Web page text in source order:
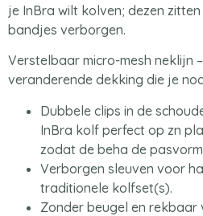
je InBra wilt kolven; dezen
bandjes verborgen.
Verstelbaar micro-mesh neklijn
veranderende dekking die je
Dubbele clips in de
InBra kolf perfect op zn
zodat de beha de
Verborgen sleuven voor
traditionele kolfset(s).
Zonder beugel en rekbaar